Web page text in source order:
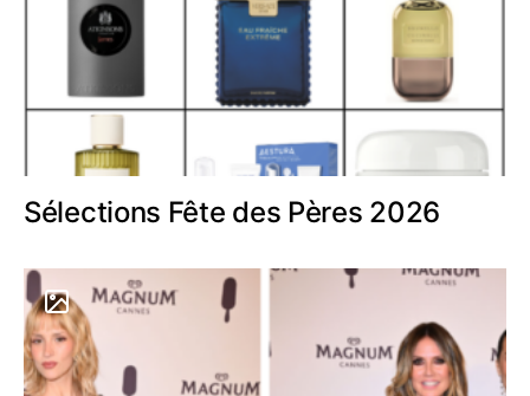
Sélections Fête des Pères 2026